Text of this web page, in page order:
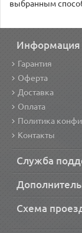
выбранным
Информация
Гарантия
Оферта
Доставка
Оплата
Политика
Контакты
Служба
Схема